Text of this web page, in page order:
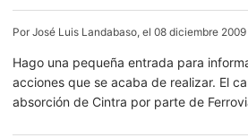
Por José Luis Landabaso, el 08 diciembre 2009
Hago una pequeña entrada para
acciones que se acaba de realizar. El
absorción de Cintra por parte de